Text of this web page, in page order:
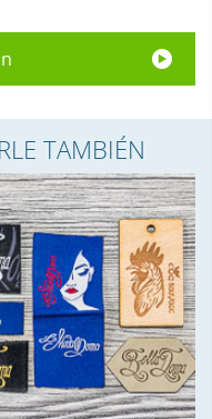
TAMBIÉN